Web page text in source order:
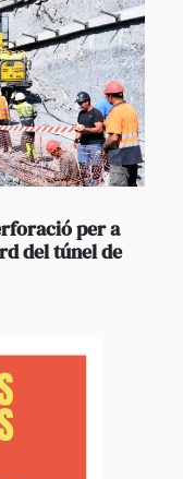
per a
del túnel de